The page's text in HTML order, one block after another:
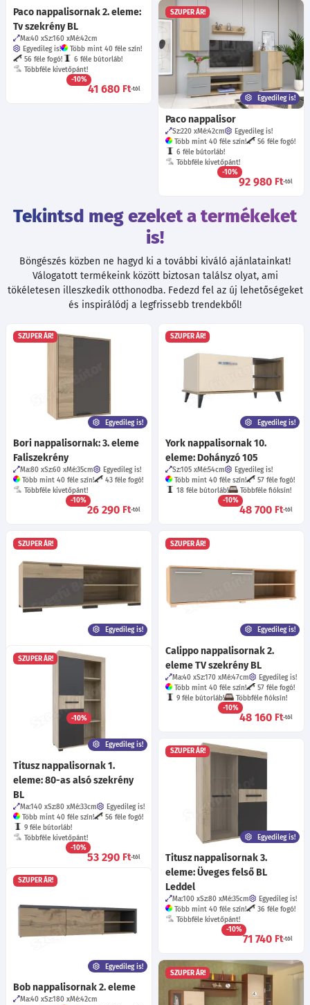
Paco nappalisornak 2. eleme:
Tv szekrény BL
Ma:40 Sz:160 Mé:42cm
Egyedileg is!
Több mint 40 féle szín!
56 féle fogó!
6 féle bútorláb!
Többféle kivetőpánt!
-10%
41 680 Ft-tól
SZUPER ÁR!
Egyedileg is!
Paco nappalisor
Sz:220 Mé:42cm
Egyedileg is!
Több mint 40 féle szín!
56 féle fogó!
6 féle bútorláb!
Többféle kivetőpánt!
-10%
92 980 Ft-tól
Tekintsd meg ezeket a termékeket
is!
Böngészés közben ne hagyd ki a további kiváló ajánlatainkat!
Válogatott termékeink között biztosan találsz olyat, ami
tökéletesen illeszkedik otthonodba. Fedezd fel az új lehetőségeket
és inspirálódj a legfrissebb trendekből!
SZUPER ÁR!
Egyedileg is!
Bori nappalisornak: 3. eleme
Faliszekrény
Ma:80 Sz:60 Mé:35cm
Egyedileg is!
Több mint 40 féle szín!
43 féle fogó!
Többféle kivetőpánt!
-10%
26 290 Ft-tól
SZUPER ÁR!
Egyedileg is!
York nappalisornak 10.
eleme: Dohányzó 105
Sz:105 Mé:54cm
Egyedileg is!
Több mint 40 féle szín!
57 féle fogó!
18 féle bútorláb!
Többféle fióksín!
-10%
48 700 Ft-tól
SZUPER ÁR!
Egyedileg is!
Bori nappalisornak: 1. eleme
Tv állvány
Mé:50cm
Több mint 40 féle szín!
9 féle bútorláb!
Többféle kivetőpánt!
-10%
46 720
SZUPER ÁR!
Egyedileg is!
Calippo nappalisornak 2.
eleme TV szekrény BL
Ma:40 Sz:170 Mé:47cm
Egyedileg is!
Több mint 40 féle szín!
57 féle fogó!
9 féle bútorláb!
Többféle fióksín!
-10%
48 160 Ft-tól
SZUPER ÁR!
Egyedileg is!
Titusz nappalisornak 1.
eleme: 80-as alsó szekrény
BL
Ma:140 Sz:80 Mé:33cm
Egyedileg is!
Több mint 40 féle szín!
56 féle fogó!
9 féle bútorláb!
Többféle kivetőpánt!
-10%
53 290 Ft-tól
SZUPER ÁR!
Egyedileg is!
Titusz nappalisornak 3.
eleme: Üveges felső BL
Leddel
Ma:100 Sz:80 Mé:35cm
Egyedileg is!
Több mint 40 féle szín!
36 féle fogó!
Többféle kivetőpánt!
-10%
71 740 Ft-tól
SZUPER ÁR!
Egyedileg is!
Bob nappalisornak 2. eleme
Ma:40 Sz:180 Mé:42cm
SZUPER ÁR!